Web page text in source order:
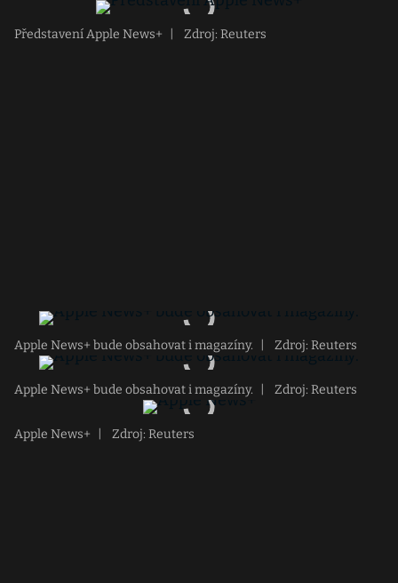
Představení Apple News+ Zdroj: Reuters
Apple News+ bude obsahovat i magazíny. Zdroj: Reuters
Apple News+ bude obsahovat i magazíny. Zdroj: Reuters
Apple News+ Zdroj: Reuters